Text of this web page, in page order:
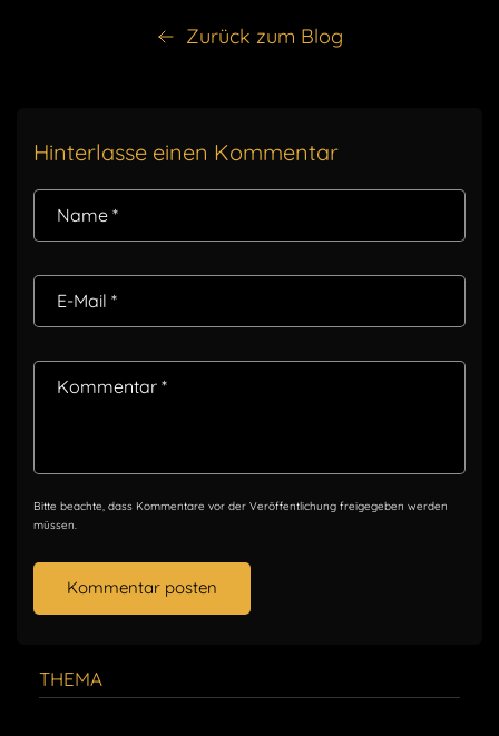
Zurück zum Blog
Hinterlasse einen Kommentar
Name *
E-Mail *
Kommentar *
Bitte beachte, dass Kommentare vor der Veröffentlichung freigegeben werden
müssen.
THEMA